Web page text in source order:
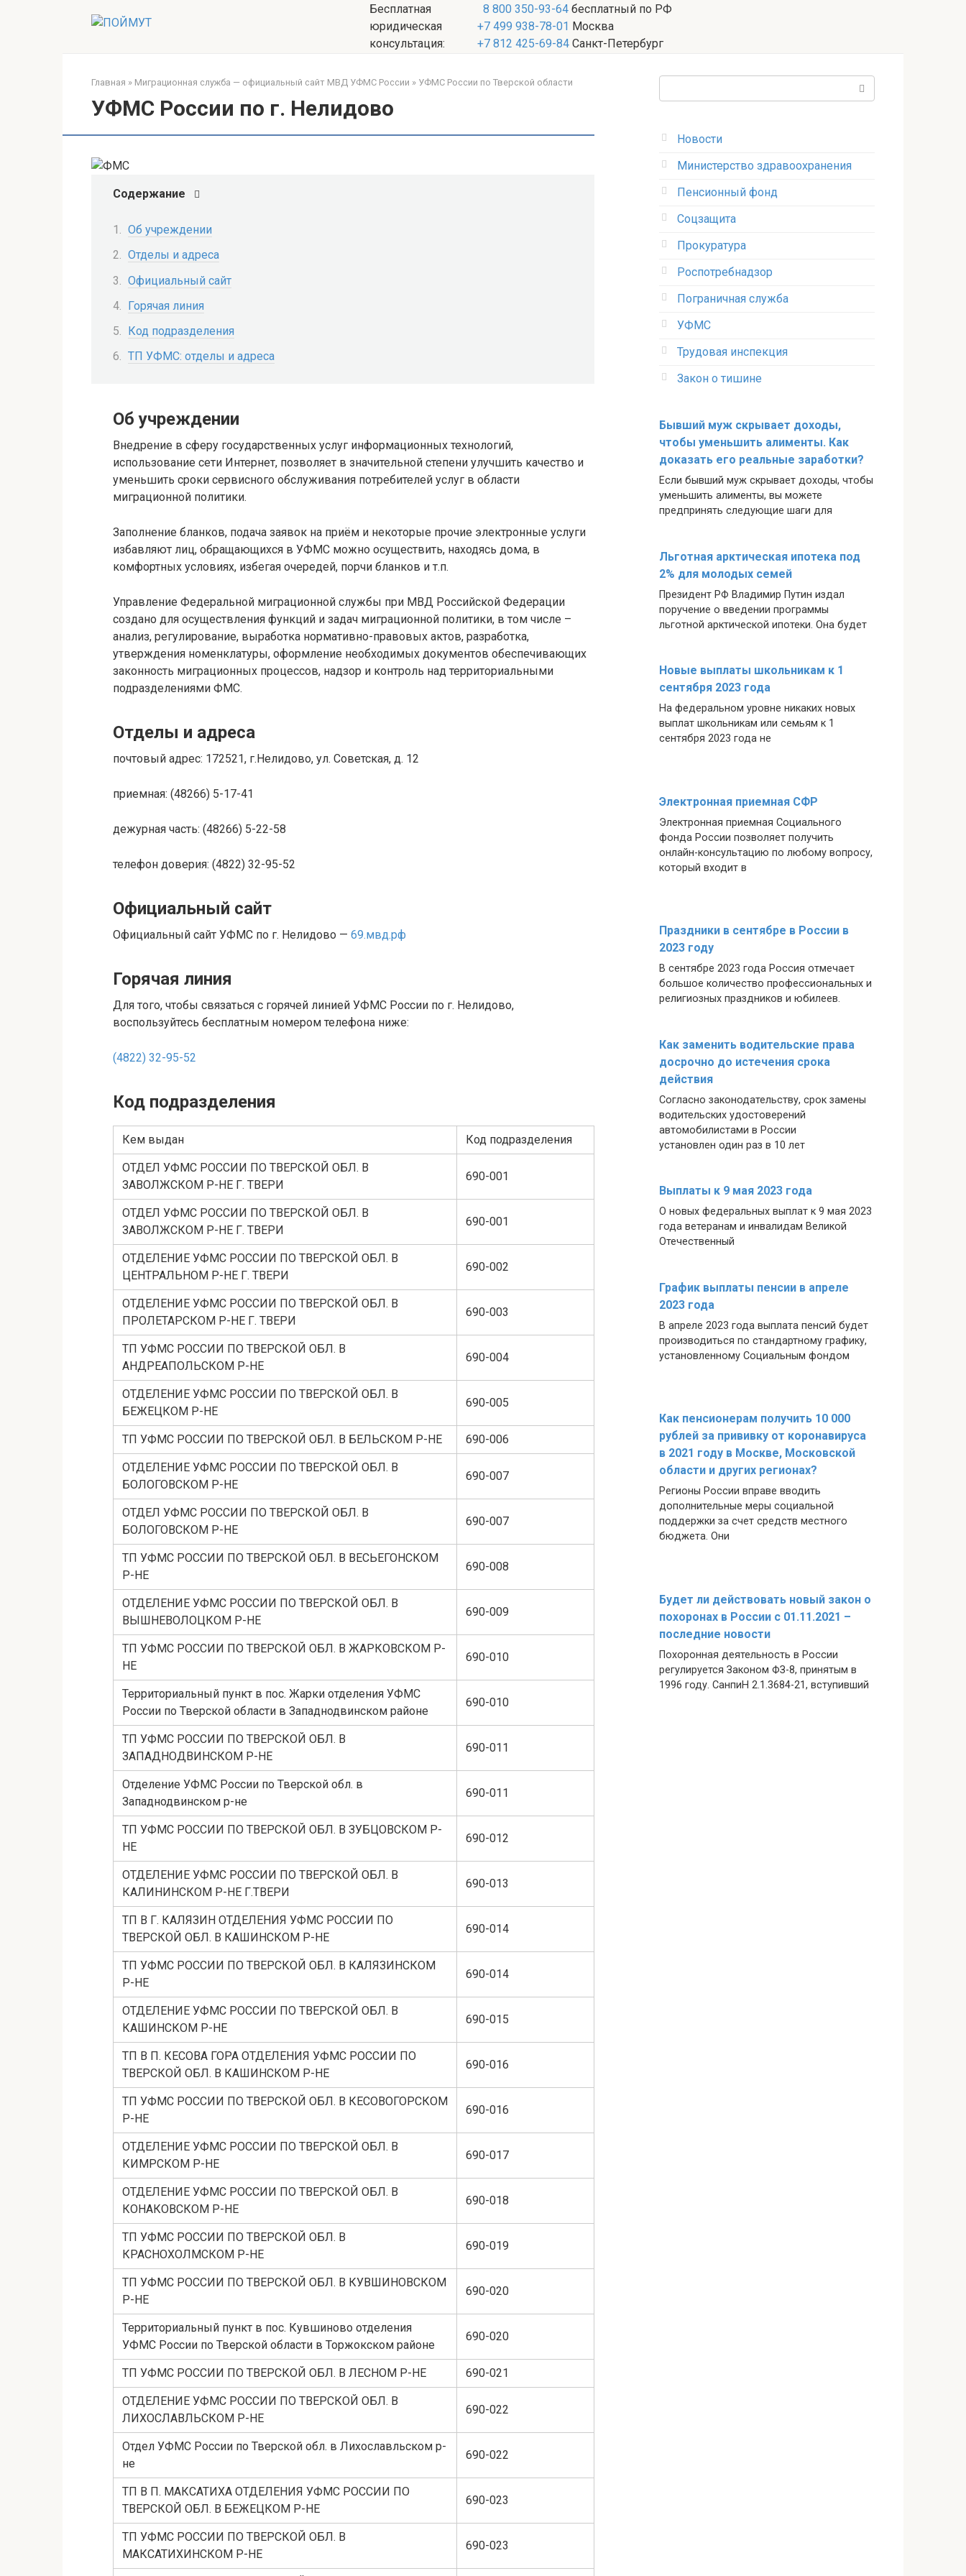
Бесплатная
юридическая
консультация:
8 800 350-93-64бесплатный по РФ
+7 499 938-78-01 Москва
+7 812 425-69-84Санкт-Петербург
Главная » Миграционная служба — официальный сайт МВД УФМС России » УФМС России по Тверской области
УФМС России по г. Нелидово
Содержание
Об учреждении
Отделы и адреса
Официальный сайт
Горячая линия
Код подразделения
ТП УФМС: отделы и адреса
Об учреждении
Внедрение в сферу государственных услуг информационных технологий,
использование сети Интернет, позволяет в значительной степени улучшить качество и
уменьшить сроки сервисного обслуживания потребителей услуг в области
миграционной политики.
Заполнение бланков, подача заявок на приём и некоторые прочие электронные услуги
избавляют лиц, обращающихся в УФМС можно осуществить, находясь дома, в
комфортных условиях, избегая очередей, порчи бланков и т.п.
Управление Федеральной миграционной службы при МВД Российской Федерации
создано для осуществления функций и задач миграционной политики, в том числе –
анализ, регулирование, выработка нормативно-правовых актов, разработка,
утверждения номенклатуры, оформление необходимых документов обеспечивающих
законность миграционных процессов, надзор и контроль над территориальными
подразделениями ФМС.
Отделы и адреса
почтовый адрес: 172521, г.Нелидово, ул. Советская, д. 12
приемная: (48266) 5-17-41
дежурная часть: (48266) 5-22-58
телефон доверия: (4822) 32-95-52
Официальный сайт
Официальный сайт УФМС по г. Нелидово — 69.мвд.рф
Горячая линия
Для того, чтобы связаться с горячей линией УФМС России по г. Нелидово,
воспользуйтесь бесплатным номером телефона ниже:
(4822) 32-95-52
Код подразделения
Кем выдан Код подразделения
ОТДЕЛ УФМС РОССИИ ПО ТВЕРСКОЙ ОБЛ. В
ЗАВОЛЖСКОМ Р-НЕ Г. ТВЕРИ
690-001
ОТДЕЛ УФМС РОССИИ ПО ТВЕРСКОЙ ОБЛ. В
ЗАВОЛЖСКОМ Р-НЕ Г. ТВЕРИ
690-001
ОТДЕЛЕНИЕ УФМС РОССИИ ПО ТВЕРСКОЙ ОБЛ. В
ЦЕНТРАЛЬНОМ Р-НЕ Г. ТВЕРИ
690-002
ОТДЕЛЕНИЕ УФМС РОССИИ ПО ТВЕРСКОЙ ОБЛ. В
ПРОЛЕТАРСКОМ Р-НЕ Г. ТВЕРИ
690-003
ТП УФМС РОССИИ ПО ТВЕРСКОЙ ОБЛ. В
АНДРЕАПОЛЬСКОМ Р-НЕ
690-004
ОТДЕЛЕНИЕ УФМС РОССИИ ПО ТВЕРСКОЙ ОБЛ. В
БЕЖЕЦКОМ Р-НЕ
690-005
ТП УФМС РОССИИ ПО ТВЕРСКОЙ ОБЛ. В БЕЛЬСКОМ Р-НЕ 690-006
ОТДЕЛЕНИЕ УФМС РОССИИ ПО ТВЕРСКОЙ ОБЛ. В
БОЛОГОВСКОМ Р-НЕ
690-007
ОТДЕЛ УФМС РОССИИ ПО ТВЕРСКОЙ ОБЛ. В
БОЛОГОВСКОМ Р-НЕ
690-007
ТП УФМС РОССИИ ПО ТВЕРСКОЙ ОБЛ. В ВЕСЬЕГОНСКОМ
Р-НЕ
690-008
ОТДЕЛЕНИЕ УФМС РОССИИ ПО ТВЕРСКОЙ ОБЛ. В
ВЫШНЕВОЛОЦКОМ Р-НЕ
690-009
ТП УФМС РОССИИ ПО ТВЕРСКОЙ ОБЛ. В ЖАРКОВСКОМ Р-
НЕ
690-010
Территориальный пункт в пос. Жарки отделения УФМС
России по Тверской области в Западнодвинском районе
690-010
ТП УФМС РОССИИ ПО ТВЕРСКОЙ ОБЛ. В
ЗАПАДНОДВИНСКОМ Р-НЕ
690-011
Отделение УФМС России по Тверской обл. в
Западнодвинском р-не
690-011
ТП УФМС РОССИИ ПО ТВЕРСКОЙ ОБЛ. В ЗУБЦОВСКОМ Р-
НЕ
690-012
ОТДЕЛЕНИЕ УФМС РОССИИ ПО ТВЕРСКОЙ ОБЛ. В
КАЛИНИНСКОМ Р-НЕ Г.ТВЕРИ
690-013
ТП В Г. КАЛЯЗИН ОТДЕЛЕНИЯ УФМС РОССИИ ПО
ТВЕРСКОЙ ОБЛ. В КАШИНСКОМ Р-НЕ
690-014
ТП УФМС РОССИИ ПО ТВЕРСКОЙ ОБЛ. В КАЛЯЗИНСКОМ
Р-НЕ
690-014
ОТДЕЛЕНИЕ УФМС РОССИИ ПО ТВЕРСКОЙ ОБЛ. В
КАШИНСКОМ Р-НЕ
690-015
ТП В П. КЕСОВА ГОРА ОТДЕЛЕНИЯ УФМС РОССИИ ПО
ТВЕРСКОЙ ОБЛ. В КАШИНСКОМ Р-НЕ
690-016
ТП УФМС РОССИИ ПО ТВЕРСКОЙ ОБЛ. В КЕСОВОГОРСКОМ
Р-НЕ
690-016
ОТДЕЛЕНИЕ УФМС РОССИИ ПО ТВЕРСКОЙ ОБЛ. В
КИМРСКОМ Р-НЕ
690-017
ОТДЕЛЕНИЕ УФМС РОССИИ ПО ТВЕРСКОЙ ОБЛ. В
КОНАКОВСКОМ Р-НЕ
690-018
ТП УФМС РОССИИ ПО ТВЕРСКОЙ ОБЛ. В
КРАСНОХОЛМСКОМ Р-НЕ
690-019
ТП УФМС РОССИИ ПО ТВЕРСКОЙ ОБЛ. В КУВШИНОВСКОМ
Р-НЕ
690-020
Территориальный пункт в пос. Кувшиново отделения
УФМС России по Тверской области в Торжокском районе
690-020
ТП УФМС РОССИИ ПО ТВЕРСКОЙ ОБЛ. В ЛЕСНОМ Р-НЕ 690-021
ОТДЕЛЕНИЕ УФМС РОССИИ ПО ТВЕРСКОЙ ОБЛ. В
ЛИХОСЛАВЛЬСКОМ Р-НЕ
690-022
Отдел УФМС России по Тверской обл. в Лихославльском р-
не
690-022
ТП В П. МАКСАТИХА ОТДЕЛЕНИЯ УФМС РОССИИ ПО
ТВЕРСКОЙ ОБЛ. В БЕЖЕЦКОМ Р-НЕ
690-023
ТП УФМС РОССИИ ПО ТВЕРСКОЙ ОБЛ. В
МАКСАТИХИНСКОМ Р-НЕ
690-023
Новости
Министерство здравоохранения
Пенсионный фонд
Соцзащита
Прокуратура
Роспотребнадзор
Пограничная служба
УФМС
Трудовая инспекция
Закон о тишине
Бывший муж скрывает доходы,
чтобы уменьшить алименты. Как
доказать его реальные заработки?
Если бывший муж скрывает доходы, чтобы
уменьшить алименты, вы можете
предпринять следующие шаги для
Льготная арктическая ипотека под
2% для молодых семей
Президент РФ Владимир Путин издал
поручение о введении программы
льготной арктической ипотеки. Она будет
Новые выплаты школьникам к 1
сентября 2023 года
На федеральном уровне никаких новых
выплат школьникам или семьям к 1
сентября 2023 года не
Электронная приемная СФР
Электронная приемная Социального
фонда России позволяет получить
онлайн-консультацию по любому вопросу,
который входит в
Праздники в сентябре в России в
2023 году
В сентябре 2023 года Россия отмечает
большое количество профессиональных и
религиозных праздников и юбилеев.
Как заменить водительские права
досрочно до истечения срока
действия
Согласно законодательству, срок замены
водительских удостоверений
автомобилистами в России
установлен один раз в 10 лет
Выплаты к 9 мая 2023 года
О новых федеральных выплат к 9 мая 2023
года ветеранам и инвалидам Великой
Отечественный
График выплаты пенсии в апреле
2023 года
В апреле 2023 года выплата пенсий будет
производиться по стандартному графику,
установленному Социальным фондом
Как пенсионерам получить 10 000
рублей за прививку от коронавируса
в 2021 году в Москве, Московской
области и других регионах?
Регионы России вправе вводить
дополнительные меры социальной
поддержки за счет средств местного
бюджета. Они
Будет ли действовать новый закон о
похоронах в России с 01.11.2021 –
последние новости
Похоронная деятельность в России
регулируется Законом ФЗ-8, принятым в
1996 году. СанпиН 2.1.3684-21, вступивший